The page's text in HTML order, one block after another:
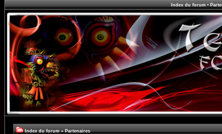
Index du forum•
Index du forum » Partenaires